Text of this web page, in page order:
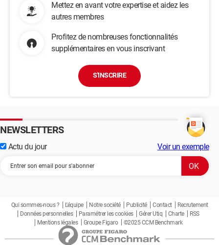
Mettez en avant votre expertise et aidez les
autres membres
Profitez de nombreuses fonctionnalités
supplémentaires en vous inscrivant
S'INSCRIRE
NEWSLETTERS
Actu du jour Voir un exemple
Qui sommes-nous ? L'équipe Notre société Publicité Contact
Recrutement
Données personnelles
Paramétrer les cookies Gérer Utiq Charte
RSS
Mentions légales
Groupe Figaro ©2025 CCM Benchmark